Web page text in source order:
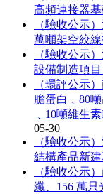
高頻連接器
（驗收公示
萬噸架空絞線
（驗收公示
設備制造項目
（環評公示
膽蛋白﹑80
﹑10噸維生
05-30
（驗收公示
結構產品新建
（驗收公示
纖、156 萬只